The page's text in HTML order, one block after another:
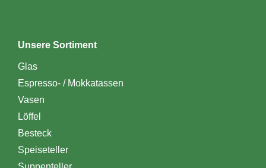
Unsere Sortiment
Glas
Espresso- / Mokkatassen
Vasen
Löffel
Besteck
Speiseteller